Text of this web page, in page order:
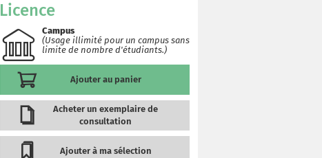
Licence
Campus
(Usage illimité pour un campus sans
limite de nombre d'étudiants.)
Ajouter au panier
Acheter un exemplaire de
consultation
Ajouter à ma sélection